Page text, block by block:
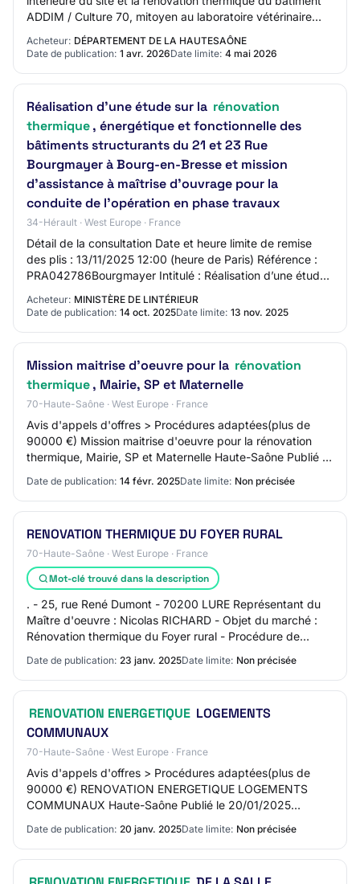
ADDIM / Culture 70, mitoyen au laboratoire vétérinaire
Lieu principal d'exécution d…
Acheteur: DÉPARTEMENT DE LA HAUTESAÔNE
Date de publication: 1 avr. 2026Date limite: 4 mai 2026
Réalisation d’une étude sur la rénovation
thermique, énergétique et fonctionnelle des
bâtiments structurants du 21 et 23 Rue
Bourgmayer à Bourg-en-Bresse et mission
d’assistance à maîtrise d’ouvrage pour la
conduite de l’opération en phase travaux
34-Hérault · West Europe · France
Détail de la consultation Date et heure limite de remise
des plis : 13/11/2025 12:00 (heure de Paris) Référence :
PRA042786Bourgmayer Intitulé : Réalisation d’une étude
sur la rénovation thermique, é…
Acheteur: MINISTÈRE DE LINTÉRIEUR
Date de publication: 14 oct. 2025Date limite: 13 nov. 2025
Mission maitrise d'oeuvre pour la rénovation
thermique, Mairie, SP et Maternelle
70-Haute-Saône · West Europe · France
Avis d'appels d'offres > Procédures adaptées(plus de
90000 €) Mission maitrise d'oeuvre pour la rénovation
thermique, Mairie, SP et Maternelle Haute-Saône Publié le
Date de publication: 14 févr. 2025Date limite: Non précisée
RENOVATION THERMIQUE DU FOYER RURAL
70-Haute-Saône · West Europe · France
Mot-clé trouvé dans la description
. - 25, rue René Dumont - 70200 LURE Représentant du
Maître d'oeuvre : Nicolas RICHARD - Objet du marché :
Rénovation thermique du Foyer rural - Procédure de
Date de publication: 23 janv. 2025Date limite: Non précisée
RENOVATION ENERGETIQUE LOGEMENTS
COMMUNAUX
70-Haute-Saône · West Europe · France
Avis d'appels d'offres > Procédures adaptées(plus de
90000 €) RENOVATION ENERGETIQUE LOGEMENTS
COMMUNAUX Haute-Saône Publié le 20/01/2025
FOUCHECOURT…
Date de publication: 20 janv. 2025Date limite: Non précisée